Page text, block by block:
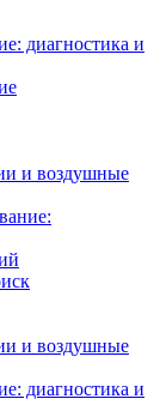
диагностика и
и воздушные
и воздушные
диагностика и